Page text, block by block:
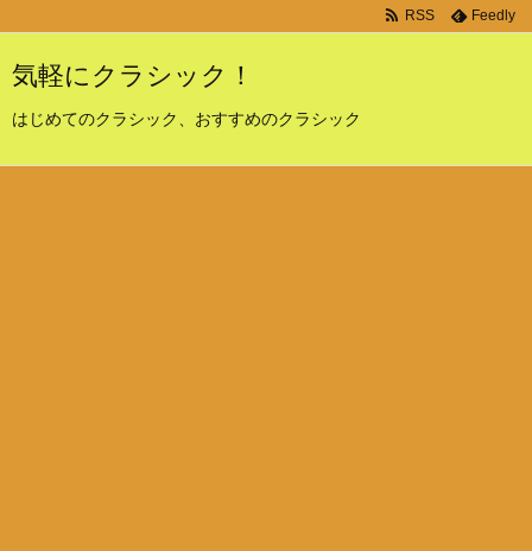
気軽にクラシック！
はじめてのクラシック、おすすめのクラシック
RSS Feedly